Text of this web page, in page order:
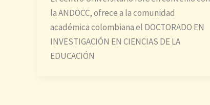
la ANDOCC, ofrece a la comunidad
académica colombiana el DOCTORADO EN
INVESTIGACIÓN EN CIENCIAS DE LA
EDUCACIÓN